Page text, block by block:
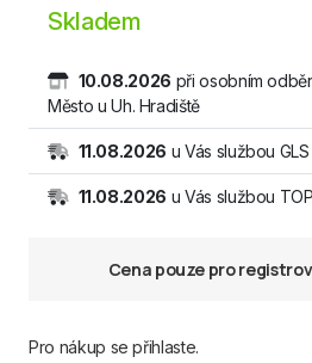
Skladem
10.08.2026 při osobním
Město u Uh. Hradiště
11.08.2026 u Vás službou GLS
11.08.2026 u Vás službou
Cena pouze pro
Pro nákup se přihlaste.